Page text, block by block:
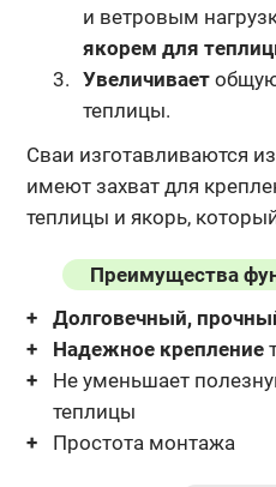
и ветровым
якорем для
Увеличивает
теплицы.
Сваи изготавливаются
имеют захват для
теплицы и якорь,
Преимущества
Долговечный,
Надежное крепление
Не уменьшает
теплицы
Простота монтажа